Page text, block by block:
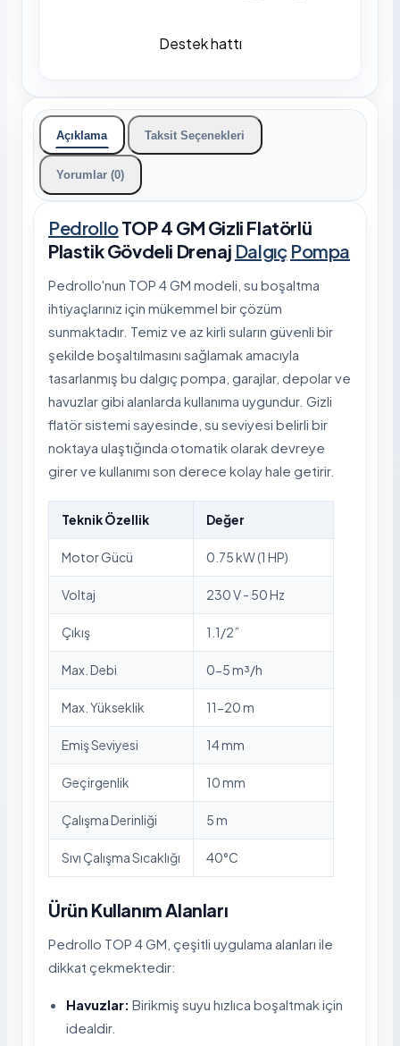
Destek hattı
Açıklama Taksit Seçenekleri
Yorumlar (0)
PedrolloTOP 4 GM Gizli Flatörlü
Plastik Gövdeli Drenaj Dalgıç Pompa
Pedrollo'nun TOP 4 GM modeli, su boşaltma
ihtiyaçlarınız için mükemmel bir çözüm
sunmaktadır. Temiz ve az kirli suların güvenli bir
şekilde boşaltılmasını sağlamak amacıyla
tasarlanmış bu dalgıç pompa, garajlar, depolar ve
havuzlar gibi alanlarda kullanıma uygundur. Gizli
flatör sistemi sayesinde, su seviyesi belirli bir
noktaya ulaştığında otomatik olarak devreye
girer ve kullanımı son derece kolay hale getirir.
Teknik Özellik Değer
Motor Gücü 0.75 kW (1 HP)
Voltaj 230 V - 50 Hz
Çıkış 1.1/2”
Max. Debi 0-5 m³/h
Max. Yükseklik 11-20 m
Emiş Seviyesi 14 mm
Geçirgenlik 10 mm
Çalışma Derinliği 5 m
Sıvı Çalışma Sıcaklığı 40°C
Ürün Kullanım Alanları
Pedrollo TOP 4 GM, çeşitli uygulama alanları ile
dikkat çekmektedir:
Havuzlar: Birikmiş suyu hızlıca boşaltmak için
idealdir.